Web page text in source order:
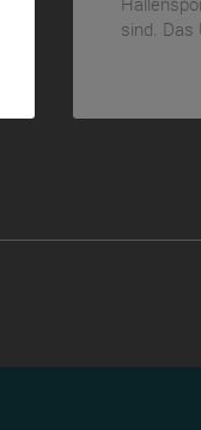
sind. Das